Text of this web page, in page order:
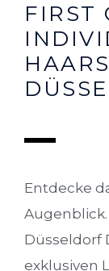
FIRST
Entdecke
Düsseldorf
exklusiven